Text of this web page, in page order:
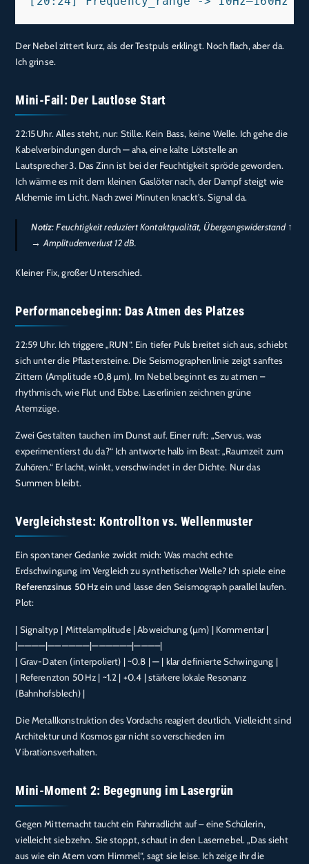
Der Nebel zittert kurz, als der Testpuls erklingt. Noch flach, aber da.
Ich grinse.
Mini-Fail: Der Lautlose Start
22:15 Uhr. Alles steht, nur: Stille. Kein Bass, keine Welle. Ich gehe die
Kabelverbindungen durch — aha, eine kalte Lötstelle an
Lautsprecher 3. Das Zinn ist bei der Feuchtigkeit spröde geworden.
Ich wärme es mit dem kleinen Gaslöter nach, der Dampf steigt wie
Alchemie im Licht. Nach zwei Minuten knackt’s. Signal da.
Notiz:Feuchtigkeit reduziert Kontaktqualität, Übergangswiderstand ↑
→ Amplitudenverlust 12 dB.
Kleiner Fix, großer Unterschied.
Performancebeginn: Das Atmen des Platzes
22:59 Uhr. Ich triggere „RUN“. Ein tiefer Puls breitet sich aus, schiebt
sich unter die Pflastersteine. Die Seismographenlinie zeigt sanftes
Zittern (Amplitude ±0,8 µm). Im Nebel beginnt es zu atmen –
rhythmisch, wie Flut und Ebbe. Laserlinien zeichnen grüne
Atemzüge.
Zwei Gestalten tauchen im Dunst auf. Einer ruft: „Servus, was
experimentierst du da?“ Ich antworte halb im Beat: „Raumzeit zum
Zuhören.“ Er lacht, winkt, verschwindet in der Dichte. Nur das
Summen bleibt.
Vergleichstest: Kontrollton vs. Wellenmuster
Ein spontaner Gedanke zwickt mich: Was macht echte
Erdschwingung im Vergleich zu synthetischer Welle? Ich spiele eine
Referenzsinus 50 Hzein und lasse den Seismograph parallel laufen.
Plot:
| Signaltyp | Mittelamplitude | Abweichung (µm) | Kommentar |
|————|——————|—————–|———–|
| Grav-Daten (interpoliert) | ~0.8 | — | klar definierte Schwingung |
| Referenzton 50 Hz | ~1.2 | +0.4 | stärkere lokale Resonanz
(Bahnhofsblech) |
Die Metallkonstruktion des Vordachs reagiert deutlich. Vielleicht sind
Architektur und Kosmos gar nicht so verschieden im
Vibrationsverhalten.
Mini-Moment 2: Begegnung im Lasergrün
Gegen Mitternacht taucht ein Fahrradlicht auf – eine Schülerin,
vielleicht siebzehn. Sie stoppt, schaut in den Lasernebel. „Das sieht
aus wie ein Atem vom Himmel“, sagt sie leise. Ich zeige ihr die